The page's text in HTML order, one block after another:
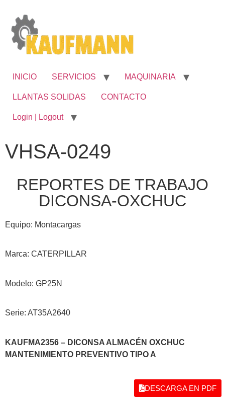
INICIO SERVICIOS MAQUINARIA
LLANTAS SOLIDAS CONTACTO
Login | Logout
VHSA-0249
REPORTES DE TRABAJO
DICONSA-OXCHUC
Equipo: Montacargas
Marca: CATERPILLAR
Modelo: GP25N
Serie: AT35A2640
KAUFMA2356 – DICONSA ALMACÉN OXCHUC
MANTENIMIENTO PREVENTIVO TIPO A
DESCARGA EN PDF